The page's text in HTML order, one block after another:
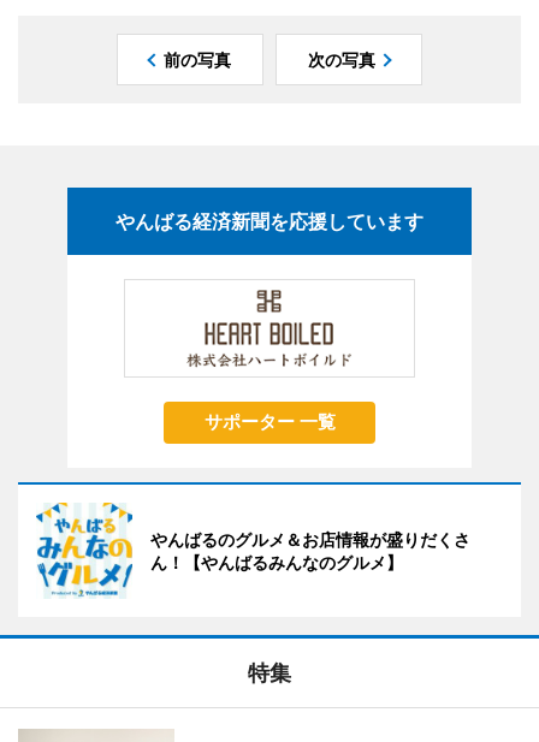
前の写真 次の写真
やんばる経済新聞を応援しています
サポーター 一覧
やんばるのグルメ＆お店情報が盛りだくさ
ん！【やんばるみんなのグルメ】
特集